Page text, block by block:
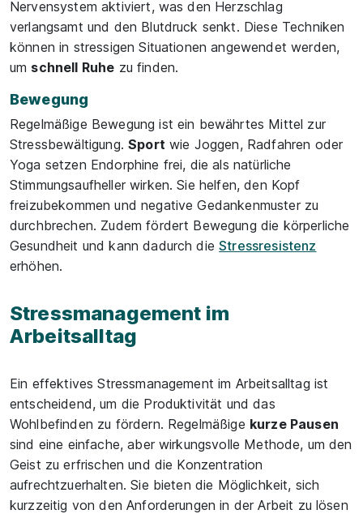
Nervensystem aktiviert, was den Herzschlag
verlangsamt und den Blutdruck senkt. Diese Techniken
können in stressigen Situationen angewendet werden,
um schnell Ruhe zu finden.
Bewegung
Regelmäßige Bewegung ist ein bewährtes Mittel zur
Stressbewältigung.Sport wie Joggen, Radfahren oder
Yoga setzen Endorphine frei, die als natürliche
Stimmungsaufheller wirken. Sie helfen, den Kopf
freizubekommen und negative Gedankenmuster zu
durchbrechen. Zudem fördert Bewegung die körperliche
Gesundheit und kann dadurch dieStressresistenz
erhöhen.
Stressmanagement im
Arbeitsalltag
Ein effektives Stressmanagement im Arbeitsalltag ist
entscheidend, um die Produktivität und das
Wohlbefinden zu fördern. Regelmäßige kurze Pausen
sind eine einfache, aber wirkungsvolle Methode, um den
Geist zu erfrischen und die Konzentration
aufrechtzuerhalten. Sie bieten die Möglichkeit, sich
kurzzeitig von den Anforderungen in der Arbeit zu lösen